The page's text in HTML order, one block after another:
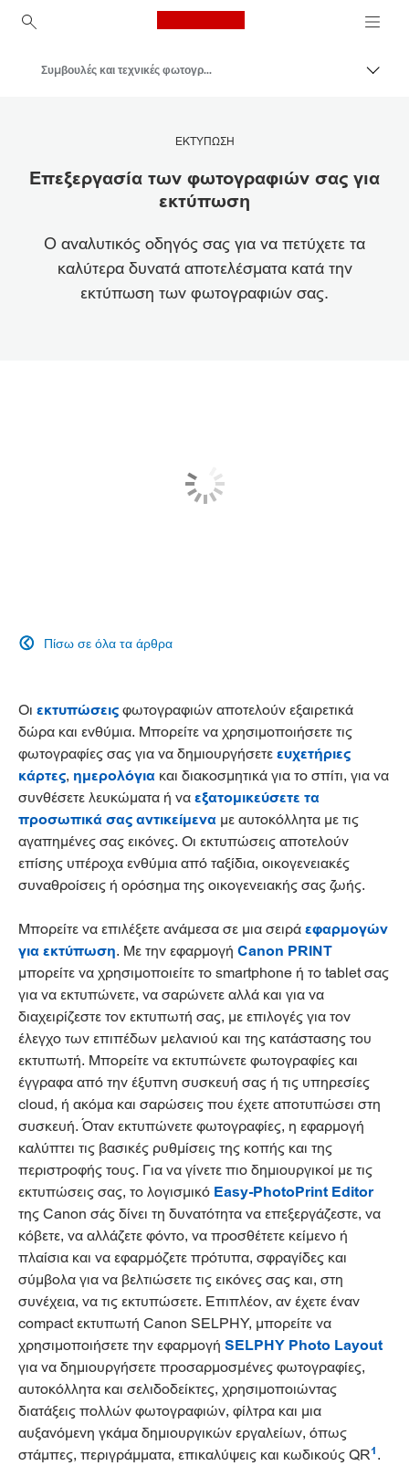
Canon Logo, back to
Πηγές έμπνευσης | Συμβουλές φωτογράφισης και εκτύπωσης και Οδηγοί αγορών
Συμβουλές και τεχνικές φωτογραφίας και εκτύπωσης
ΕΚΤΥΠΩΣΗ
Επεξεργασία των φωτογραφιών σας για
εκτύπωση
Ο αναλυτικός οδηγός σας για να πετύχετε τα
καλύτερα δυνατά αποτελέσματα κατά την
εκτύπωση των φωτογραφιών σας.
Πίσω σε όλα τα άρθρα

Οι εκτυπώσειςφωτογραφιών αποτελούν εξαιρετικά
δώρα και ενθύμια. Μπορείτε να χρησιμοποιήσετε τις
φωτογραφίες σας για να δημιουργήσετεευχετήριες
κάρτες, ημερολόγια και διακοσμητικά για το σπίτι, για να
συνθέσετε λευκώματα ή ναεξατομικεύσετε τα
προσωπικά σας αντικείμενα με αυτοκόλλητα με τις
αγαπημένες σας εικόνες. Οι εκτυπώσεις αποτελούν
επίσης υπέροχα ενθύμια από ταξίδια, οικογενειακές
συναθροίσεις ή ορόσημα της οικογενειακής σας ζωής.
Μπορείτε να επιλέξετε ανάμεσα σε μια σειράεφαρμογών
για εκτύπωση. Με την εφαρμογή Canon PRINT
μπορείτε να χρησιμοποιείτε το smartphone ή το tablet σας
για να εκτυπώνετε, να σαρώνετε αλλά και για να
διαχειρίζεστε τον εκτυπωτή σας, με επιλογές για τον
έλεγχο των επιπέδων μελανιού και της κατάστασης του
εκτυπωτή. Μπορείτε να εκτυπώνετε φωτογραφίες και
έγγραφα από την έξυπνη συσκευή σας ή τις υπηρεσίες
cloud, ή ακόμα και σαρώσεις που έχετε αποτυπώσει στη
συσκευή. Όταν εκτυπώνετε φωτογραφίες, η εφαρμογή
καλύπτει τις βασικές ρυθμίσεις της κοπής και της
περιστροφής τους. Για να γίνετε πιο δημιουργικοί με τις
εκτυπώσεις σας, το λογισμικό Easy-PhotoPrint Editor
της Canon σάς δίνει τη δυνατότητα να επεξεργάζεστε, να
κόβετε, να αλλάζετε φόντο, να προσθέτετε κείμενο ή
πλαίσια και να εφαρμόζετε πρότυπα, σφραγίδες και
σύμβολα για να βελτιώσετε τις εικόνες σας και, στη
συνέχεια, να τις εκτυπώσετε. Επιπλέον, αν έχετε έναν
compact εκτυπωτή Canon SELPHY, μπορείτε να
χρησιμοποιήσετε την εφαρμογή SELPHY Photo Layout
για να δημιουργήσετε προσαρμοσμένες φωτογραφίες,
αυτοκόλλητα και σελιδοδείκτες, χρησιμοποιώντας
διατάξεις πολλών φωτογραφιών, φίλτρα και μια
αυξανόμενη γκάμα δημιουργικών εργαλείων, όπως
στάμπες, περιγράμματα, επικαλύψεις και κωδικούς QR1.